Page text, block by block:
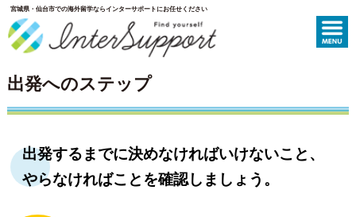
宮城県・仙台市での海外留学ならインターサポートにお任せください
出発へのステップ
出発するまでに決めなければいけないこと、
やらなければことを確認しましょう。